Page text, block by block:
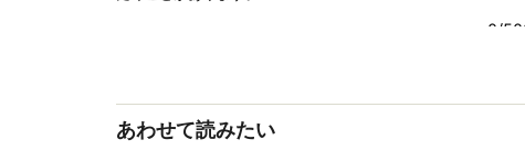
あわせて読みたい